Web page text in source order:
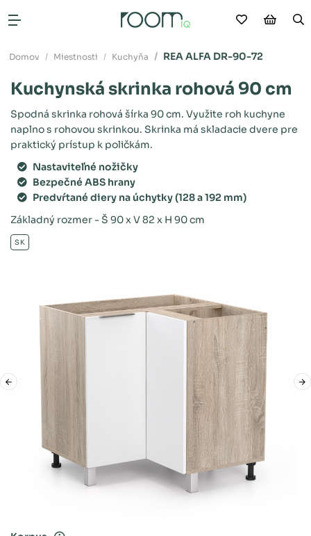
Otvoriť menu Moje
Domov Miestnosti Kuchyňa REA ALFA DR-90-72
Kuchynská skrinka rohová 90 cm
Spodná skrinka rohová šírka 90 cm. Využite roh kuchyne
naplno s rohovou skrinkou. Skrinka má skladacie dvere pre
praktický prístup k poličkám.
Nastaviteľné nožičky
Bezpečné ABS hrany
Predvŕtané diery na úchytky (128 a 192 mm)
Základný rozmer - Š 90 x V 82 x H 90 cm
SK